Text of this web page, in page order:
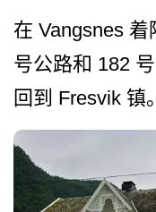
在 Vangsnes
号公路和 182
回到 Fresvik 镇。